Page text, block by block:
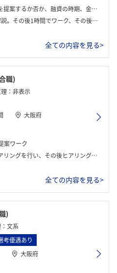
か、融資の時期、金額を最適になるようにする。
後1時間でワーク、その後30分ほど座談会。
全ての内容を見る>
職)
：非表示
大阪府
案ワーク
ヒアリング内容に基づいた最適な提案をグループで考えた。
全ての内容を見る>
)
文系
考優遇あり
大阪府
・会員登録